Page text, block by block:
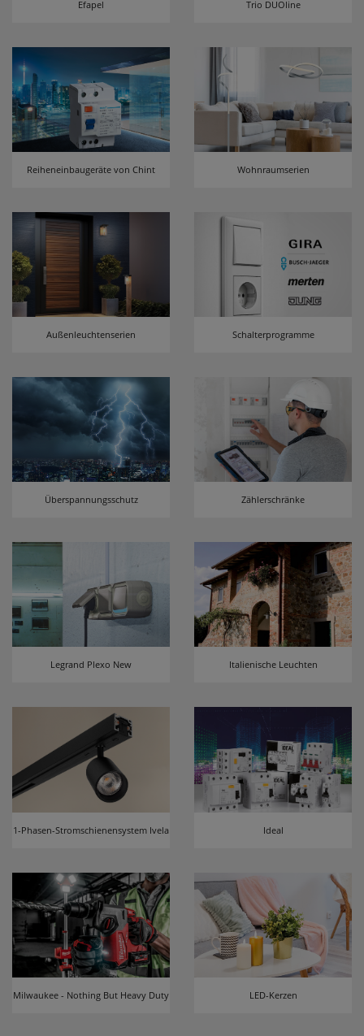
Efapel Trio DUOline
Reiheneinbaugeräte von Chint Wohnraumserien
Außenleuchtenserien Schalterprogramme
Überspannungsschutz Zählerschränke
Legrand Plexo New Italienische Leuchten
1-Phasen-Stromschienensystem Ivela Ideal
Milwaukee - Nothing But Heavy Duty LED-Kerzen
erneutem Aufruf die entsprechende Auswahl
Google Maps
Konfiguration speichern
Alle Cookies akzeptieren